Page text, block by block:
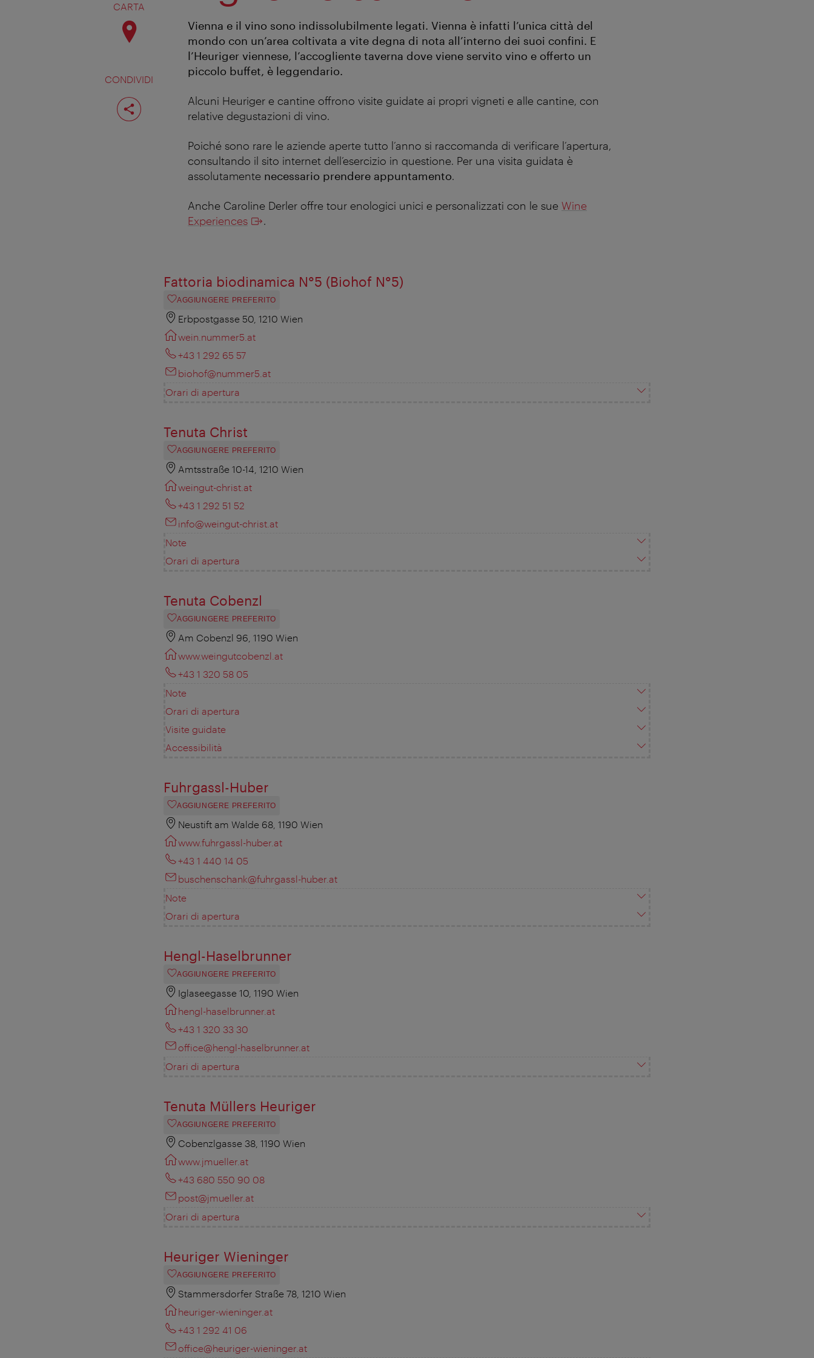
CARTA
CONDIVIDI
Condividi
pagina
Vienna e il vino sono indissolubilmente legati. Vienna è infatti l’unica città del
mondo con un’area coltivata a vite degna di nota all’interno dei suoi confini. E
l’Heuriger viennese, l’accogliente taverna dove viene servito vino e offerto un
piccolo buffet, è leggendario.
Alcuni Heuriger e cantine offrono visite guidate ai propri vigneti e alle cantine, con
relative degustazioni di vino.
Poiché sono rare le aziende aperte tutto l’anno si raccomanda di verificare l’apertura,
consultando il sito internet dell’esercizio in questione. Per una visita guidata è
assolutamente necessario prendere appuntamento.
Anche Caroline Derler offre tour enologici unici e personalizzati con le sue Wine
Experiences
.
Fattoria biodinamica N°5 (Biohof N°5)
AGGIUNGERE PREFERITO
Erbpostgasse 50, 1210 Wien
wein.nummer5.at
+43 1 292 65 57
biohof@nummer5.at
Orari di apertura
Tenuta Christ
AGGIUNGERE PREFERITO
Amtsstraße 10-14, 1210 Wien
weingut-christ.at
+43 1 292 51 52
info@weingut-christ.at
Note
Orari di apertura
Tenuta Cobenzl
AGGIUNGERE PREFERITO
Am Cobenzl 96, 1190 Wien
www.weingutcobenzl.at
+43 1 320 58 05
Note
Orari di apertura
Visite guidate
Accessibilità
Fuhrgassl-Huber
AGGIUNGERE PREFERITO
Neustift am Walde 68, 1190 Wien
www.fuhrgassl-huber.at
+43 1 440 14 05
buschenschank@fuhrgassl-huber.at
Note
Orari di apertura
Hengl-Haselbrunner
AGGIUNGERE PREFERITO
Iglaseegasse 10, 1190 Wien
hengl-haselbrunner.at
+43 1 320 33 30
office@hengl-haselbrunner.at
Orari di apertura
Tenuta Müllers Heuriger
AGGIUNGERE PREFERITO
Cobenzlgasse 38, 1190 Wien
www.jmueller.at
+43 680 550 90 08
post@jmueller.at
Orari di apertura
Heuriger Wieninger
AGGIUNGERE PREFERITO
Stammersdorfer Straße 78, 1210 Wien
heuriger-wieninger.at
+43 1 292 41 06
office@heuriger-wieninger.at